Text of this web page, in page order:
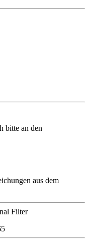
bitte an den
aus dem
Filter